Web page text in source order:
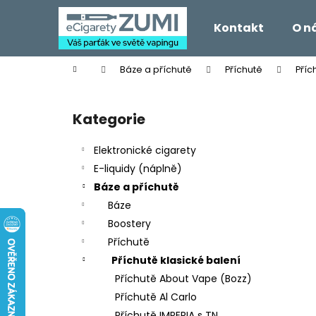
Kontakt O
Domů Báze a příchutě Příchutě
Přeskočit
kategorie
Kategorie
Elektronické cigarety
E-liquidy (náplně)
Báze a příchutě
Báze
Boostery
Příchutě
Příchutě klasické balení
Příchutě About Vape (Bozz)
Příchutě Al Carlo
í
Zpět
do
Zpět
do